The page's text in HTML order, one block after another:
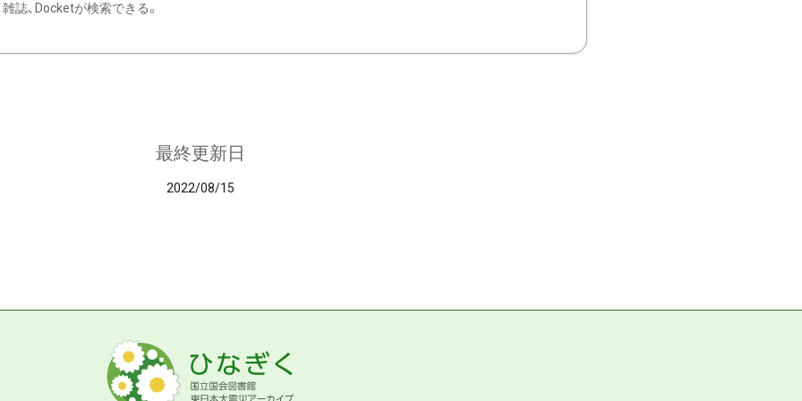
雑誌、Docketが検索できる。
最終更新日
2022/08/15